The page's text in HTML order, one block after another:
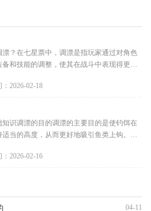
漂？在七星票中，调漂是指玩家通过对角色
备和技能的调整，使其在战斗中表现得更加
调漂不仅可以提
2026-02-18
知识调漂的目的调漂的主要目的是使钓饵在
适当的高度，从而更好地吸引鱼类上钩。通
信号。浮漂的种
2026-02-16
04-11